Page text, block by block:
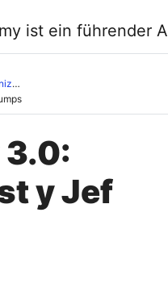
Conocimientos sobre Desarrollo Organizacional
y Jef